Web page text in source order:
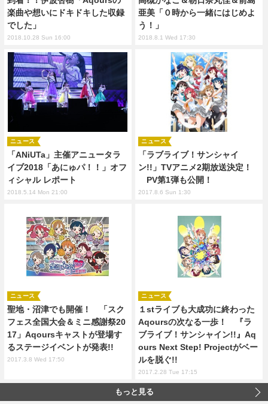
楽曲や想いにドキドキした収録
でした」
2018.10.28 Sun 16:00
亜美「０時から一緒にはじめよ
う！」
2018.8.1 Wed 17:30
「ANiUTa」主催アニュータラ
イブ2018「あにゅパ！！」オフ
ィシャル レポート
ニュース
2018.5.14 Mon 21:00
「ラブライブ！サンシャイ
ン!!」TVアニメ2期放送決定！
PV第1弾も公開！
ニュース
2017.8.6 Sun 1:30
聖地・沼津でも開催！ 「スク
フェス全国大会＆ミニ感謝祭20
17」Aqoursキャストが登場す
るステージイベントが発表!!
ニュース
2017.3.8 Wed 17:50
１stライブも大成功に終わった
Aqoursの次なる一歩！ 『ラ
ブライブ！サンシャイン!!』Aq
ours Next Step! Projectがベー
ルを脱ぐ!!
ニュース
2017.2.28 Tue 17:15
もっと見る